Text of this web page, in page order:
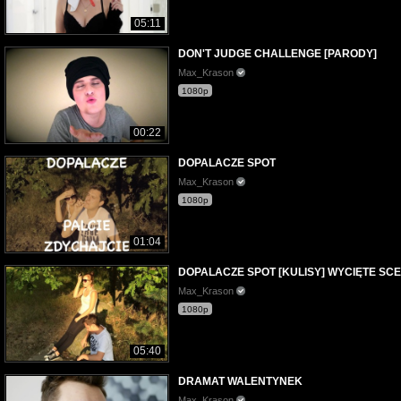
05:11
00:22
DON'T JUDGE CHALLENGE [PARODY]
Max_Krason
1080p
01:04
DOPALACZE SPOT
Max_Krason
1080p
05:40
DOPALACZE SPOT [KULISY] WYCIĘTE
Max_Krason
1080p
DRAMAT WALENTYNEK